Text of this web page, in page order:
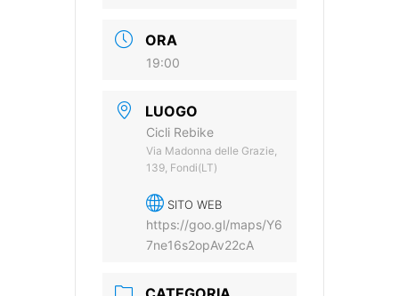
ORA
19:00
LUOGO
Cicli Rebike
Via Madonna delle Grazie,
139, Fondi(LT)
SITO WEB
https://goo.gl/maps/Y6
7ne16s2opAv22cA